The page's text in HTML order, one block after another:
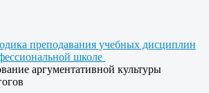
преподавания учебных дисциплин
школе
аргументативной культуры